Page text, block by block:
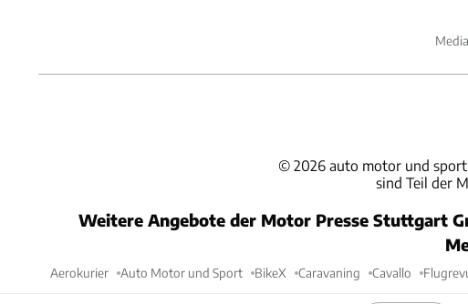
© 2026 auto motor und
sind Teil der
Weitere Angebote der Motor Presse Stuttgart
Aerokurier Auto Motor und Sport BikeX Caravaning Cavallo